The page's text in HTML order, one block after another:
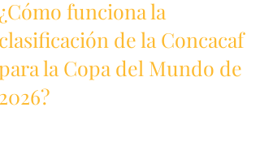
funciona la
de la Concacaf
la Copa del Mundo de